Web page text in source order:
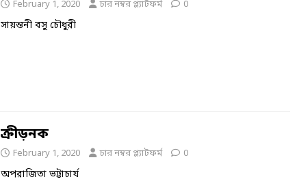
February 1, 2020 চার নম্বর প্ল্যাটফর্ম 0
সায়ন্তনী বসু চৌধুরী
ক্রীড়নক
February 1, 2020 চার নম্বর প্ল্যাটফর্ম 0
অপরাজিতা ভট্টাচার্য